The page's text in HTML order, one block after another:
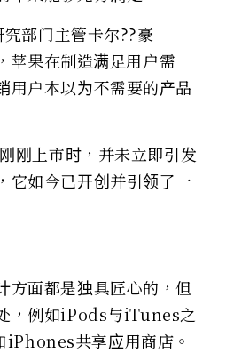
部门主管卡尔??豪
苹果在制造满足用户需
用户本以为不需要的产品
刚上市时，并未立即引发
它如今已开创并引领了一
方面都是独具匠心的，但
，例如iPods与iTunes之
共享应用商店。